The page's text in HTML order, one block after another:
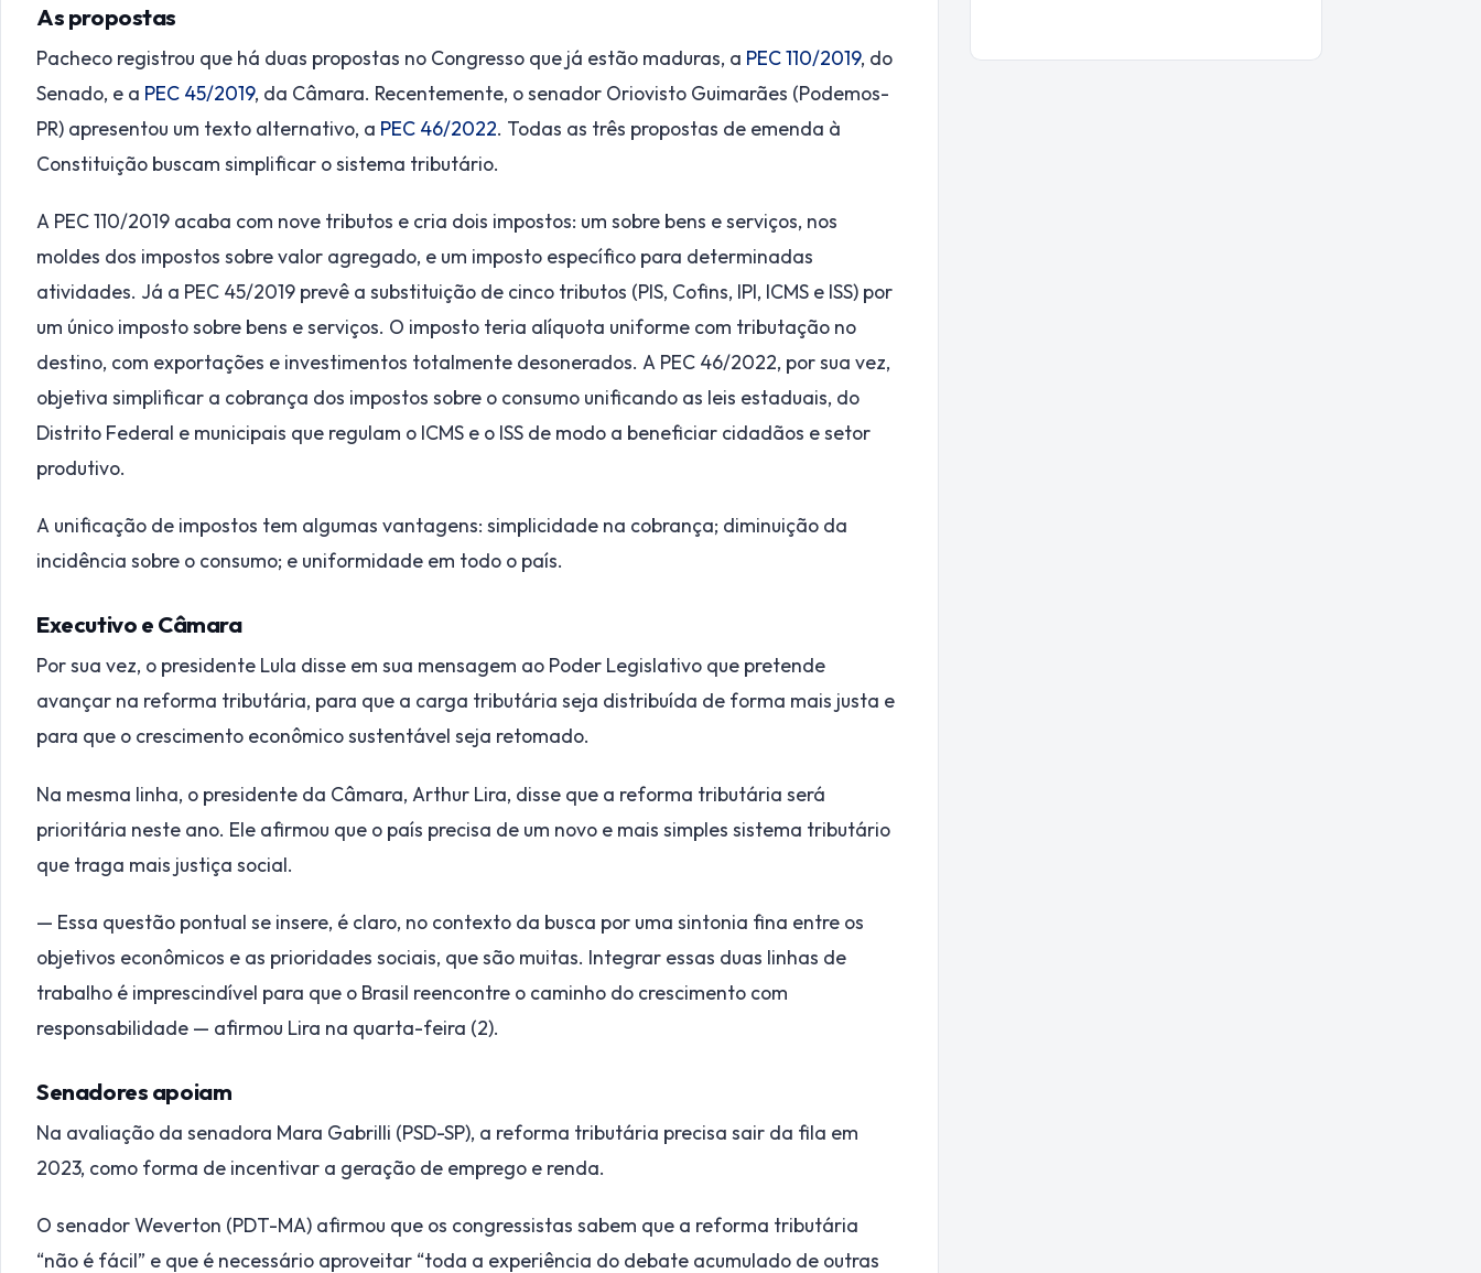
As propostas
Pacheco registrou que há duas propostas no Congresso que já estão maduras, a PEC 110/2019, do
Senado, e a PEC 45/2019, da Câmara. Recentemente, o senador Oriovisto Guimarães (Podemos-
PR) apresentou um texto alternativo, a PEC 46/2022. Todas as três propostas de emenda à
Constituição buscam simplificar o sistema tributário.
A PEC 110/2019 acaba com nove tributos e cria dois impostos: um sobre bens e serviços, nos
moldes dos impostos sobre valor agregado, e um imposto específico para determinadas
atividades. Já a PEC 45/2019 prevê a substituição de cinco tributos (PIS, Cofins, IPI, ICMS e ISS) por
um único imposto sobre bens e serviços. O imposto teria alíquota uniforme com tributação no
destino, com exportações e investimentos totalmente desonerados. A PEC 46/2022, por sua vez,
objetiva simplificar a cobrança dos impostos sobre o consumo unificando as leis estaduais, do
Distrito Federal e municipais que regulam o ICMS e o ISS de modo a beneficiar cidadãos e setor
produtivo.
A unificação de impostos tem algumas vantagens: simplicidade na cobrança; diminuição da
incidência sobre o consumo; e uniformidade em todo o país.
Executivo e Câmara
Por sua vez, o presidente Lula disse em sua mensagem ao Poder Legislativo que pretende
avançar na reforma tributária, para que a carga tributária seja distribuída de forma mais justa e
para que o crescimento econômico sustentável seja retomado.
Na mesma linha, o presidente da Câmara, Arthur Lira, disse que a reforma tributária será
prioritária neste ano. Ele afirmou que o país precisa de um novo e mais simples sistema tributário
que traga mais justiça social.
— Essa questão pontual se insere, é claro, no contexto da busca por uma sintonia fina entre os
objetivos econômicos e as prioridades sociais, que são muitas. Integrar essas duas linhas de
trabalho é imprescindível para que o Brasil reencontre o caminho do crescimento com
responsabilidade — afirmou Lira na quarta-feira (2).
Senadores apoiam
Na avaliação da senadora Mara Gabrilli (PSD-SP), a reforma tributária precisa sair da fila em
2023, como forma de incentivar a geração de emprego e renda.
O senador Weverton (PDT-MA) afirmou que os congressistas sabem que a reforma tributária
“não é fácil” e que é necessário aproveitar “toda a experiência do debate acumulado de outras